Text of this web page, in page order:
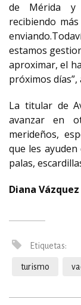
de Mérida y
recibiendo
estamos
aproximar,el
próximos
La titular de
avanzar en
merideños,
que les
palas,
Diana
Etiquetas:
turismo